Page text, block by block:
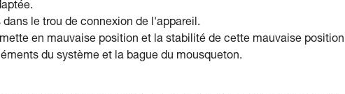
le trou de connexion de l'appareil.
en mauvaise position et la stabilité de cette mauvaise
du système et la bague du mousqueton.